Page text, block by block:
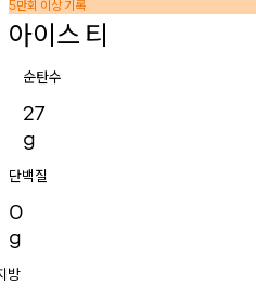
5만회 이상기록
아이스 티
순탄수
27
g
단백질
0
g
방